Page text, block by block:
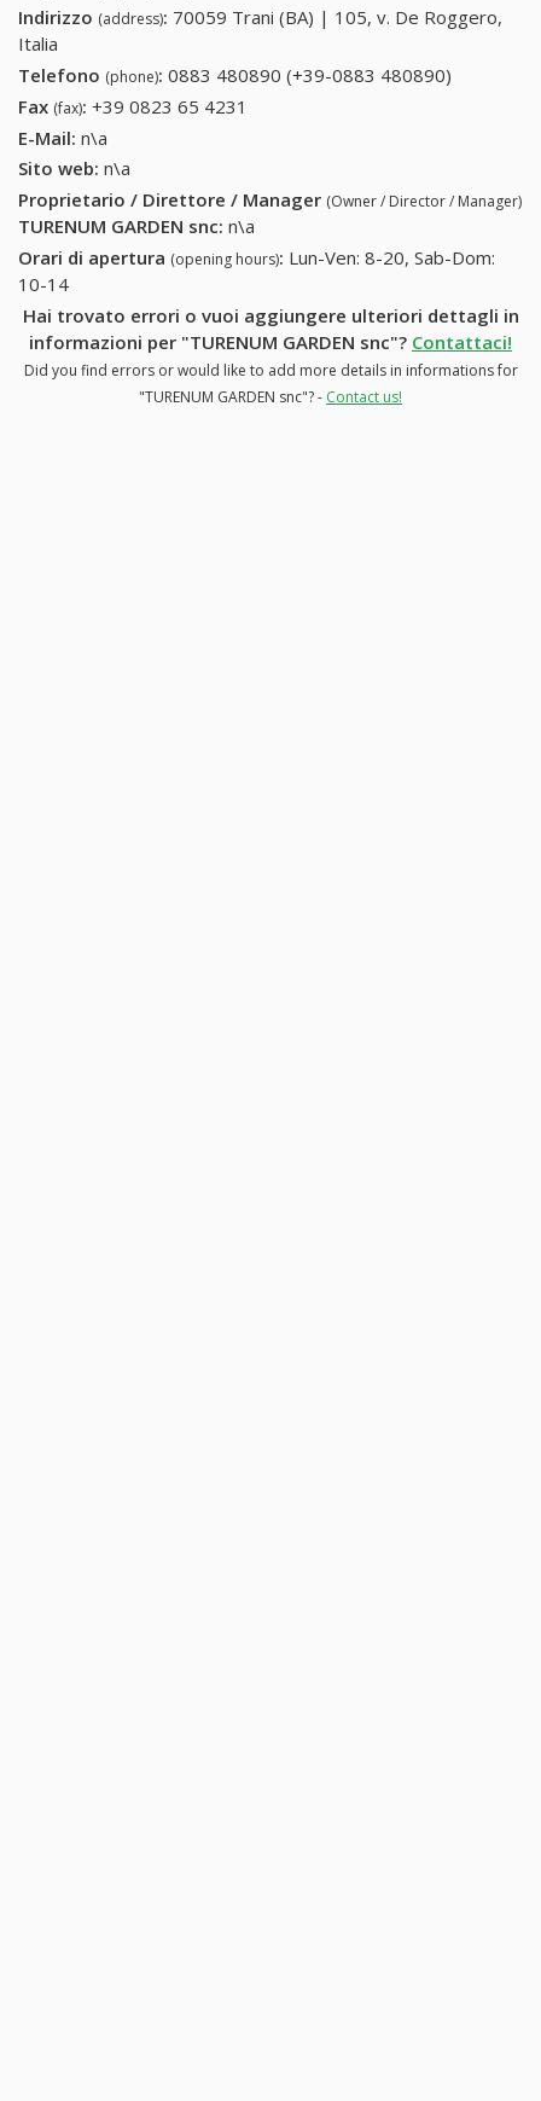
Indirizzo (address): 70059 Trani (BA) | 105, v. De Roggero,
Italia
Telefono (phone): 0883 480890 (+39-0883 480890)
Fax (fax): +39 0823 65 4231
E-Mail: n\a
Sito web: n\a
Proprietario / Direttore / Manager (Owner / Director / Manager)
TURENUM GARDEN snc: n\a
Orari di apertura (opening hours): Lun-Ven: 8-20, Sab-Dom:
10-14
Hai trovato errori o vuoi aggiungere ulteriori dettagli in
informazioni per "TURENUM GARDEN snc"? Contattaci!
Did you find errors or would like to add more details in informations for
"TURENUM GARDEN snc"? - Contact us!